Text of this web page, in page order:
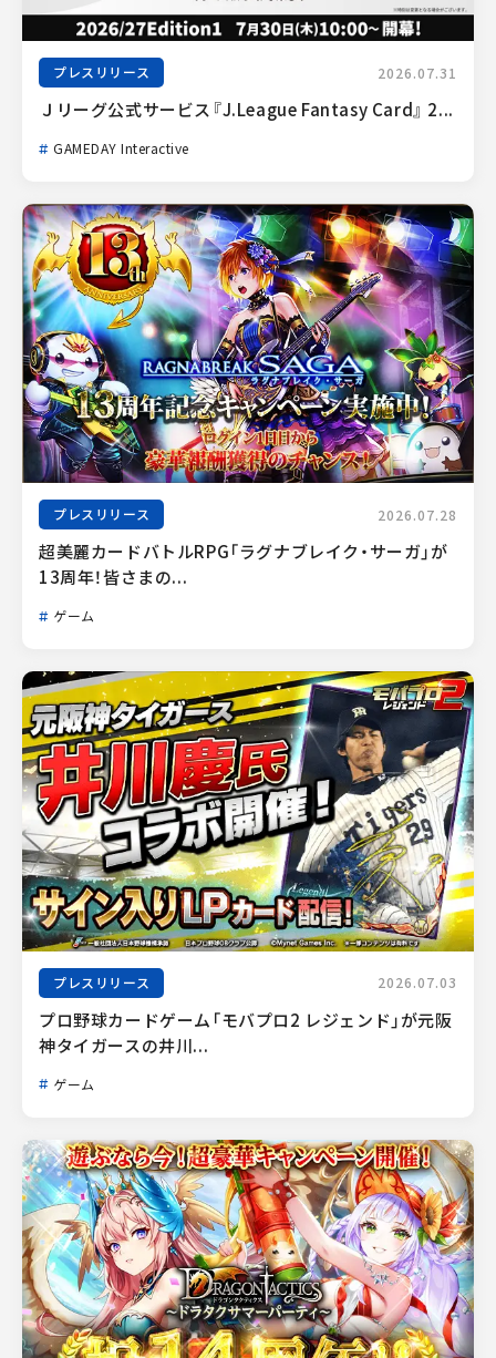
プレスリリース 2026.07.31
Ｊリーグ公式サービス『J.League Fantasy Card』 2...
GAMEDAY Interactive
プレスリリース 2026.07.28
超美麗カードバトルRPG「ラグナブレイク・サーガ」が
13周年！皆さまの...
ゲーム
プレスリリース 2026.07.03
プロ野球カードゲーム「モバプロ2 レジェンド」が元阪
神タイガースの井川...
ゲーム